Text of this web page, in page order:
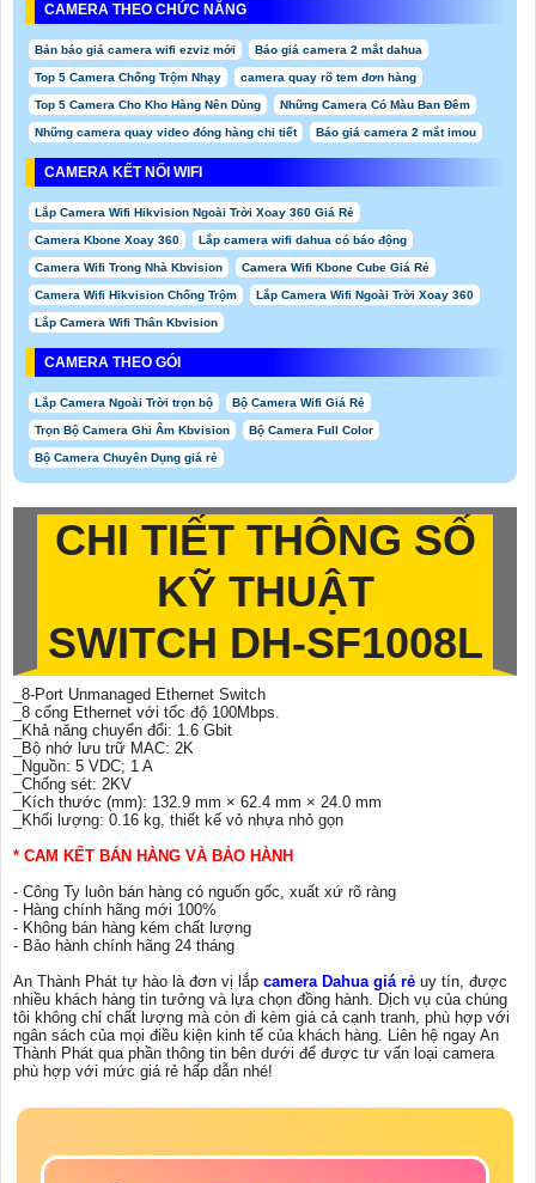
CAMERA THEO CHỨC NĂNG
Bản báo giá camera wifi ezviz mới Báo giá camera 2 mắt dahua
Top 5 Camera Chống Trộm Nhạy camera quay rõ tem đơn hàng
Top 5 Camera Cho Kho Hàng Nên Dùng Những Camera Có Màu Ban Đêm
Những camera quay video đóng hàng chi tiết Báo giá camera 2 mắt imou
CAMERA KẾT NỐI WIFI
Lắp Camera Wifi Hikvision Ngoài Trời Xoay 360 Giá Rẻ
Camera Kbone Xoay 360 Lắp camera wifi dahua có báo động
Camera Wifi Trong Nhà Kbvision Camera Wifi Kbone Cube Giá Rẻ
Camera Wifi Hikvision Chống Trộm Lắp Camera Wifi Ngoài Trời Xoay 360
Lắp Camera Wifi Thân Kbvision
CAMERA THEO GÓI
Lắp Camera Ngoài Trời trọn bộ Bộ Camera Wifi Giá Rẻ
Trọn Bộ Camera Ghi Âm Kbvision Bộ Camera Full Color
Bộ Camera Chuyên Dụng giá rẻ
CHI TIẾT THÔNG SỐ
KỸ THUẬT
SWITCH DH-SF1008L
_8-Port Unmanaged Ethernet Switch
_8 cổng Ethernet với tốc độ 100Mbps.
_Khả năng chuyển đổi: 1.6 Gbit
_Bộ nhớ lưu trữ MAC: 2K
_Nguồn: 5 VDC; 1 A
_Chống sét: 2KV
_Kích thước (mm): 132.9 mm × 62.4 mm × 24.0 mm
_Khối lượng: 0.16 kg, thiết kế vỏ nhựa nhỏ gọn
* CAM KẾT BÁN HÀNG VÀ BẢO HÀNH
- Công Ty luôn bán hàng có nguốn gốc, xuất xứ rõ ràng
- Hàng chính hãng mới 100%
- Không bán hàng kém chất lượng
- Bảo hành chính hãng 24 tháng
An Thành Phát tự hào là đơn vị lắp camera Dahua giá rẻ uy tín, được
nhiều khách hàng tin tưởng và lựa chọn đồng hành. Dịch vụ của chúng
tôi không chỉ chất lượng mà còn đi kèm giá cả cạnh tranh, phù hợp với
ngân sách của mọi điều kiện kinh tế của khách hàng. Liên hệ ngay An
Thành Phát qua phần thông tin bên dưới để được tư vấn loại camera
phù hợp với mức giá rẻ hấp dẫn nhé!